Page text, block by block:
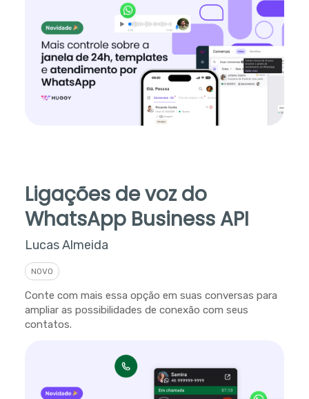
Ligações de voz do
WhatsApp Business API
Lucas Almeida
NOVO
Conte com mais essa opção em suas conversas para
ampliar as possibilidades de conexão com seus
contatos.